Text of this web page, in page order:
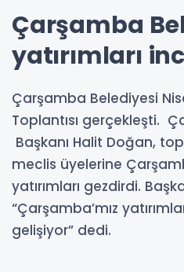
Çarşamba
yatırımları
Çarşamba Belediyesi
Toplantısı gerçekleşti.
Başkanı Halit Doğan,
meclis üyelerine
yatırımları gezdirdi.
“Çarşamba’mız
gelişiyor” dedi.